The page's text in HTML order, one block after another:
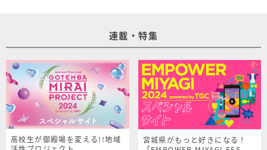
連載・特集
高校生が御殿場を変える!!地域
宮城県がもっと好きになる！